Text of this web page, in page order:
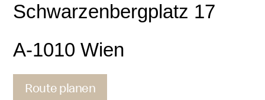
Schwarzenbergplatz 17
A-1010 Wien
Route planen